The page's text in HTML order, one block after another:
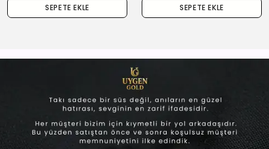
SEPETE EKLE SEPETE EKLE